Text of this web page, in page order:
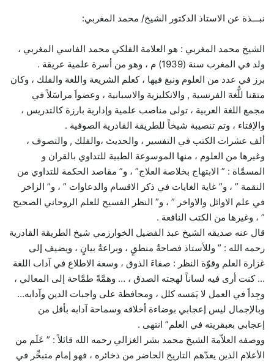
نبـــذة عن الاستاذ الدكتور الشيخ/ محمد المغربي:
الشيخ محمد المغربي : هو العلامة الفلكي محمد الفاسي المغربي ،
ولد في المغرب سنة (1939) م ، وهو من أسرة علمية عريقة .
برز في عدد من العلوم ونبغ فيها ، كعلم الشريعة واللغة والفلك ، وكان
متقنا للُّغة الفرنسية , والانكليزية والاسبانية ، وعضواَ مراسَلاً في
مجمع اللغة العربية ، تولى مناصب علمية وإدارية بارزة كالتدريس ،
والإفتاء ، وتم تنصيبة شيخاً للطريقة القادرية الصوفية .
ألف عشرات الكتب في التفسير ، والحديث ،والفلك , والتصوف ،
وغيرها من العلوم ، منها الموسوعة الطبية للتداوي بالقران و
المسمَّاة : ” الابتهاج بخلاصة العلاج” ، و” مقاصد الحكمة للتداوي من
النقمة ” ، و” غاية الغايات في ذكر الاقسام والدعاوات ” ، و” الزاخر
في علم الاوائل والاواخر ” ، و” النظر الفسيح للعلم الروحاني الصحيح
” ، وغيرها من الكتب النافعة .
قال عنه صديقه الشيخ عبد الفضيل الخوارزمي شيخ الطريقة القادرية
رحمه الله : ” وللأستاذ فصاحةُ منطقٍ ، وبراعةُ بيانٍ ، ويضيف إلى
غزارة العلم وقوّة النظر : صفاءَ الذوق ، وسعة الاطلاع في آداب اللغة
… كنت أرى فيه لساناً لهجته الصدق ، … وهمَّةً طمَّاحة إلى المعالي ،
وجِداً في العمل لا يَمَسه كلل ، ومحافظة على واجبات الدين وآدابه…
وبالإجمال ليس إعجابي بوضاءة أخلاقه وسماحة آدابه بأقل من
إعجابي بعبقريته في العلم” انتهى .
ووصفه العلاّمة الشيخ محمد بشر الغزالي رحمه الله قائلاً : ” عَلَم من
الأعلام الذين يعدّهم التاريخ الحاضر من ذخائره ، فهو إمام متبحِّر في